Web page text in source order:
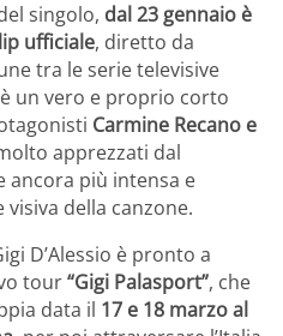
singolo, dal 23 gennaio è
ufficiale, diretto da
tra le serie televisive
un vero e proprio corto
Carmine Recano e
apprezzati dal
ancora più intensa e
della canzone.
D’Alessio è pronto a
tour“Gigi Palasport”, che
data il 17 e 18 marzo al